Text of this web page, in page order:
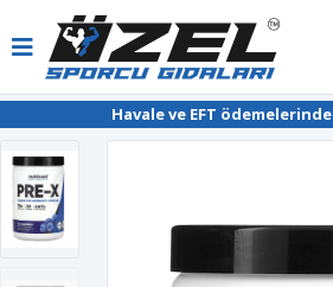
Havale ve EFT